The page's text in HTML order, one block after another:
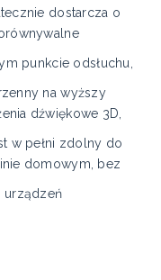
dostarcza o
punkcie odsłuchu,
na wyższy
dźwiękowe 3D,
w pełni zdolny do
domowym, bez
urządzeń